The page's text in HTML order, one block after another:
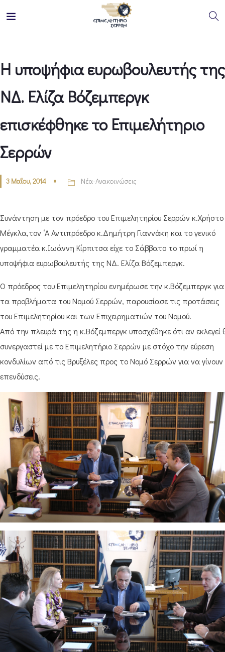
Η υποψήφια ευρωβουλευτής της
ΝΔ. Ελίζα Βόζεμπεργκ
επισκέφθηκε το Επιμελήτηριο
Σερρών
3 Μαΐου, 2014 Νέα-Ανακοινώσεις
Συνάντηση με τον πρόεδρο του Επιμελητηρίου Σερρών κ.Χρήστο
Μέγκλα,τον ‘Α Αντιπρόεδρο κ.Δημήτρη Γιαννάκη και το γενικό
γραμματέα κ.Ιωάννη Κίρπιτσα είχε το Σάββατο το πρωί η
υποψήφια ευρωβουλευτής της ΝΔ. Ελίζα Βόζεμπεργκ.
Ο πρόεδρος του Επιμελητηρίου ενημέρωσε την κ.Βόζεμπεργκ για
τα προβλήματα του Νομού Σερρών, παρουσίασε τις προτάσεις
του Επιμελητηρίου και των Επιχειρηματιών του Νομού.
Από την πλευρά της η κ.Βόζεμπεργκ υποσχέθηκε ότι αν εκλεγεί
συνεργαστεί με το Επιμελητήριο Σερρών με στόχο την εύρεση
κονδυλίων από τις Βρυξέλες προς το Νομό Σερρών για να γίνουν
επενδύσεις.